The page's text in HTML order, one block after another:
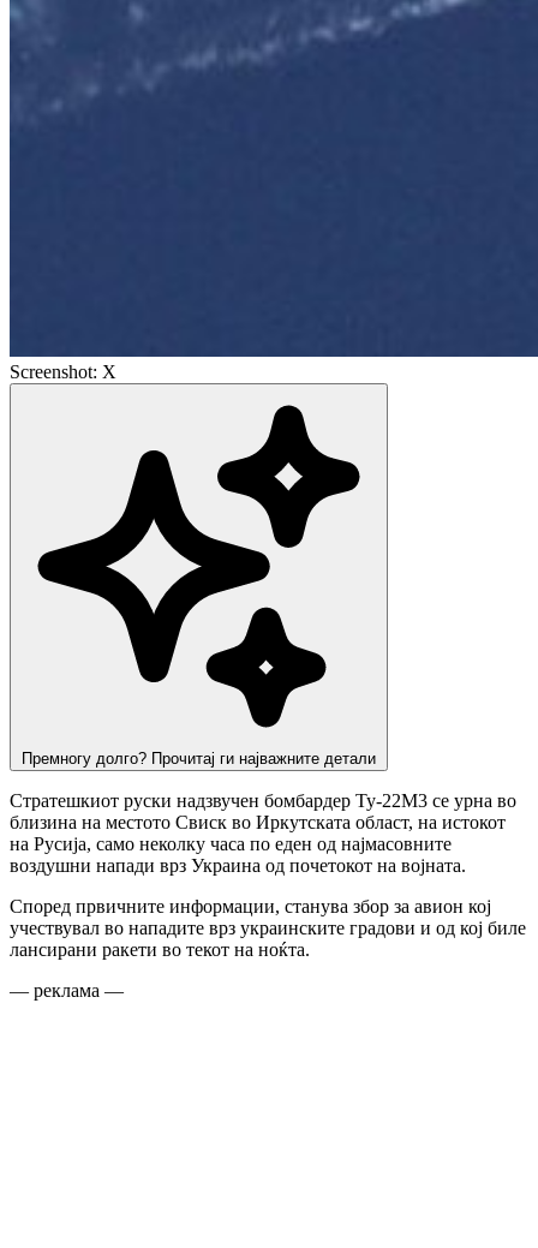
Screenshot: X
Премногу долго? Прочитај ги најважните детали
Стратешкиот руски надзвучен бомбардер Ту-22М3 се урна во
близина на местото Свиск во Иркутската област, на истокот
на Русија, само неколку часа по еден од најмасовните
воздушни напади врз Украина од почетокот на војната.
Според првичните информации, станува збор за авион кој
учествувал во нападите врз украинските градови и од кој биле
лансирани ракети во текот на ноќта.
— реклама —